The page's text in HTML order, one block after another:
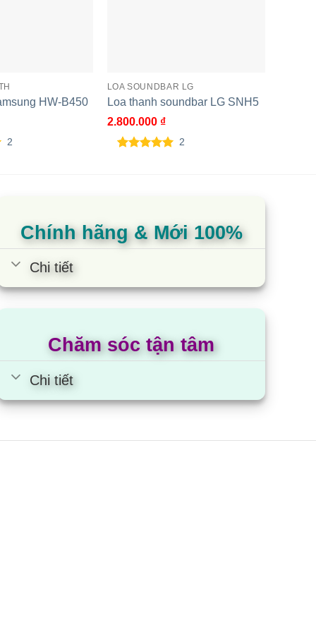
HW-B450
2
LOA SOUNDBAR LG
Loa thanh soundbar LG SNH5
2.800.000 ₫
2
Chính hãng & Mới 100%
Chi tiết
Chăm sóc tận tâm
Chi tiết